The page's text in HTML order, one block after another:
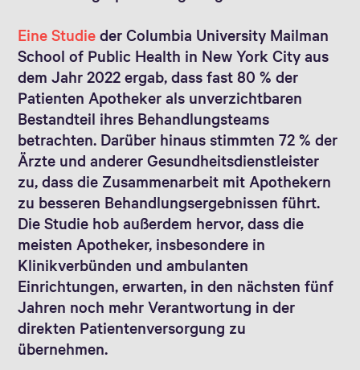
Eine Studieder Columbia University Mailman
School of Public Health in New York City aus
dem Jahr 2022 ergab, dass fast 80 % der
Patienten Apotheker als unverzichtbaren
Bestandteil ihres Behandlungsteams
betrachten. Darüber hinaus stimmten 72 % der
Ärzte und anderer Gesundheitsdienstleister
zu, dass die Zusammenarbeit mit Apothekern
zu besseren Behandlungsergebnissen führt.
Die Studie hob außerdem hervor, dass die
meisten Apotheker, insbesondere in
Klinikverbünden und ambulanten
Einrichtungen, erwarten, in den nächsten fünf
Jahren noch mehr Verantwortung in der
direkten Patientenversorgung zu
übernehmen.